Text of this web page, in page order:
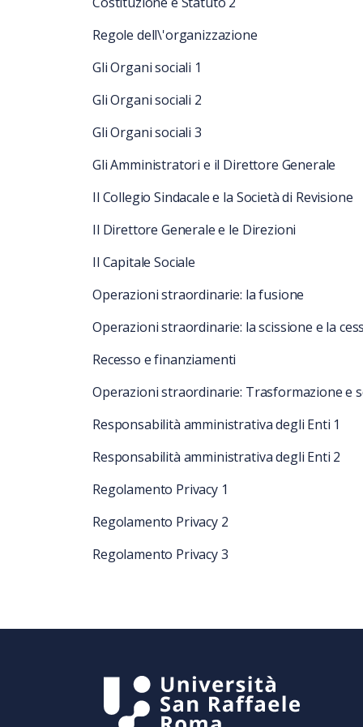
Regole dell\'organizzazione
Gli Organi sociali 1
Gli Organi sociali 2
Gli Organi sociali 3
Gli Amministratori e il Direttore Generale
Il Collegio Sindacale e la Società di Revisione
Il Direttore Generale e le Direzioni
Il Capitale Sociale
Operazioni straordinarie: la fusione
Operazioni straordinarie: la scissione e la
Recesso e finanziamenti
Operazioni straordinarie: Trasformazione e
Responsabilità amministrativa degli Enti 1
Responsabilità amministrativa degli Enti 2
Regolamento Privacy 1
Regolamento Privacy 2
Regolamento Privacy 3